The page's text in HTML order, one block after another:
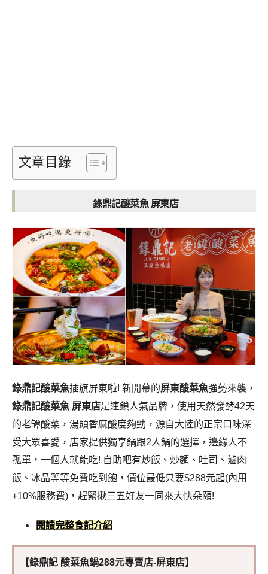
文章目錄
錄鼎記酸菜魚 屏東店
錄鼎記酸菜魚插旗屏東啦! 新開幕的屏東酸菜魚強勢來襲，
錄鼎記酸菜魚 屏東店是連鎖人氣品牌，使用天然發酵42天
的老罈酸菜，湯頭香麻酸度夠勁，源自大陸的正宗口味深
受大眾喜愛，店家提供獨享鍋跟2人鍋的選擇，邊緣人不
孤單，一個人就能吃! 自助吧有炒飯、炒麵、吐司、滷肉
飯、冰品等等免費吃到飽，價位最低只要$288元起(內用
+10%服務費)，趕緊揪三五好友一同來大快朵頤!
閱讀完整食記介紹
【錄鼎記 酸菜魚鍋288元專賣店-屏東店】